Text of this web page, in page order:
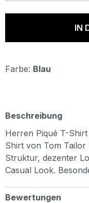
IN
Farbe: Blau
Beschreibung
Herren Piqué T-
Shirt von Tom
Struktur, dezenter
Casual Look.
Bewertungen